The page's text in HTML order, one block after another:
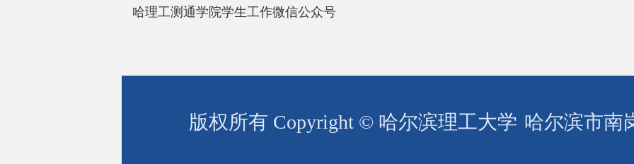
哈理工测通学院学生工作微信公众号
版权所有 Copyright © 哈尔滨理工大学 哈尔滨市南